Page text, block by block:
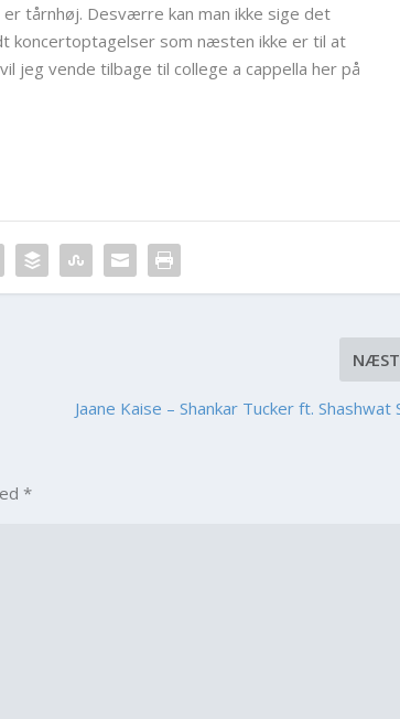
tårnhøj. Desværre kan man ikke sige det
koncertoptagelser som næsten ikke er til at
jeg vende tilbage til college a cappella her på
Jaane Kaise – Shankar Tucker ft. Shashwat
*